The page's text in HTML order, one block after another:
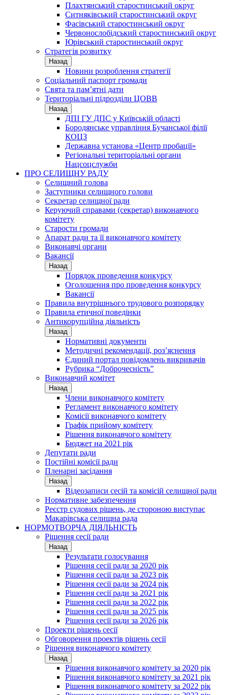
Плахтянський старостинський округ
Ситняківський старостинський округ
Фасівський старостинський округ
Червонослобідський старостинський округ
Юрівський старостинський округ
Стратегія розвитку
Назад
Новини розроблення стратегії
Соціальний паспорт громади
Свята та пам’ятні дати
Територіальні підрозділи ЦОВВ
Назад
ДПІ ГУ ДПС у Київській області
Бородянське управління Бучанської філії
КОЦЗ
Державна установа «Центр пробації»
Регіональні територіальні органи
Нацсоцслужби
ПРО СЕЛИЩНУ РАДУ
Селищний голова
Заступники селищного голови
Секретар селищної ради
Керуючий справами (секретар) виконавчого
комітету
Старости громади
Апарат ради та її виконавчого комітету
Виконавчі органи
Вакансії
Назад
Порядок проведення конкурсу
Оголошення про проведення конкурсу
Вакансії
Правила внутрішнього трудового розпорядку
Правила етичної поведінки
Антикорупційна діяльність
Назад
Нормативні документи
Методичні рекомендації, роз’яснення
Єдиний портал повідомлень викривачів
Рубрика “Доброчесність”
Виконавчий комітет
Назад
Члени виконавчого комітету
Регламент виконавчого комітету
Комісії виконавчого комітету
Графік прийому комітету
Рішення виконавчого комітету
Бюджет на 2021 рік
Депутати ради
Постійні комісії ради
Пленарні засідання
Назад
Відеозаписи сесій та комісій селищної ради
Нормативне забезпечення
Реєстр судових рішень, де стороною виступає
Макарівська селищна рада
НОРМОТВОРЧА ДІЯЛЬНІСТЬ
Рішення сесії ради
Назад
Результати голосування
Рішення сесії ради за 2020 рік
Рішення сесії ради за 2023 рік
Рішення сесії ради за 2024 рік
Рішення сесії ради за 2021 рік
Рішення сесії ради за 2022 рік
Рішення сесії ради за 2025 рік
Рішення сесії ради за 2026 рік
Проекти рішень сесії
Обговорення проектів рішень сесії
Рішення виконавчого комітету
Назад
Рішення виконавчого комітету за 2020 рік
Рішення виконавчого комітету за 2021 рік
Рішення виконавчого комітету за 2022 рік